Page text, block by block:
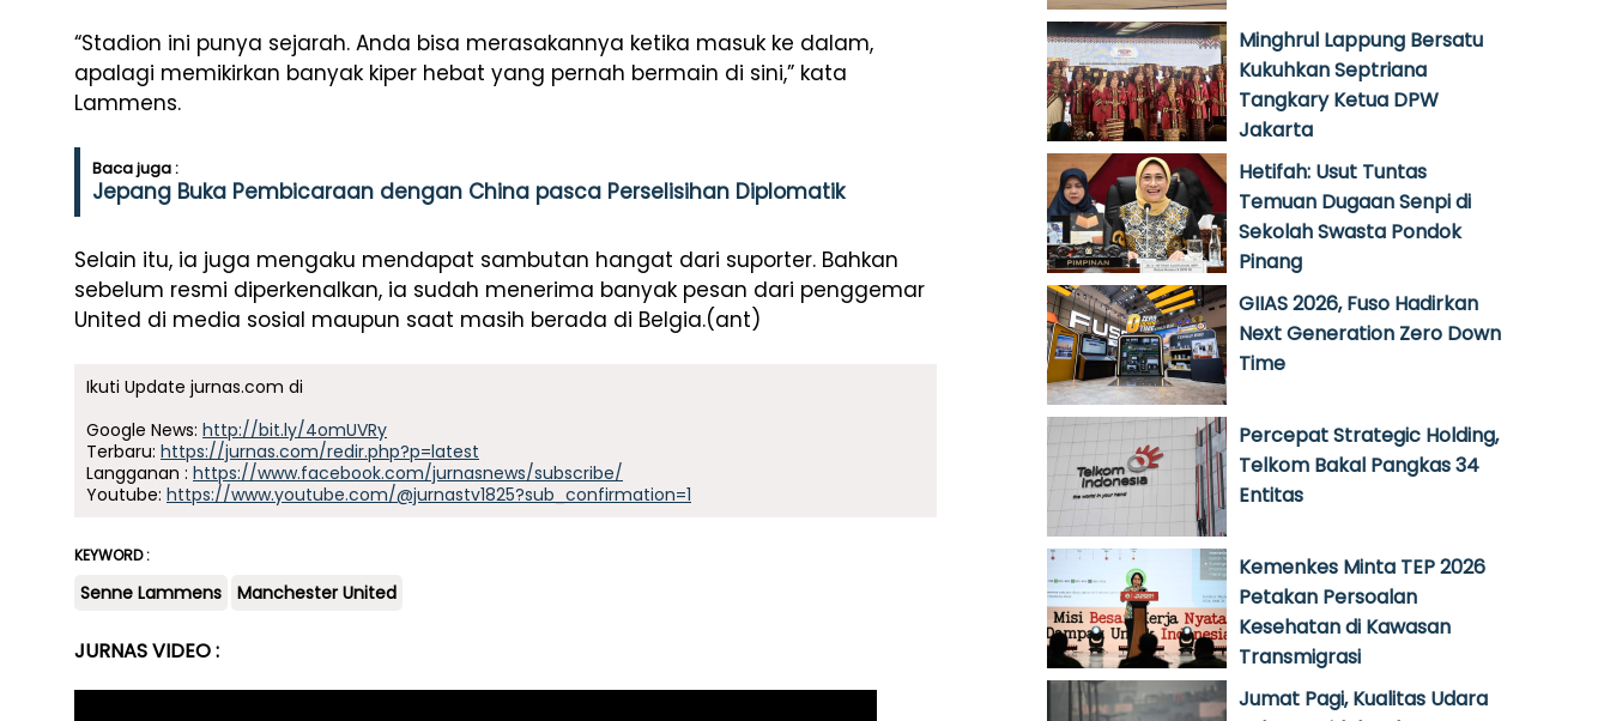
“Stadion ini punya sejarah. Anda bisa merasakannya ketika masuk ke dalam,
apalagi memikirkan banyak kiper hebat yang pernah bermain di sini,” kata
Lammens.
Baca juga :
Jepang Buka Pembicaraan dengan China pasca Perselisihan Diplomatik
Selain itu, ia juga mengaku mendapat sambutan hangat dari suporter. Bahkan
sebelum resmi diperkenalkan, ia sudah menerima banyak pesan dari penggemar
United di media sosial maupun saat masih berada di Belgia.(ant)
Ikuti Update jurnas.com di
Google News: http://bit.ly/4omUVRy
Terbaru: https://jurnas.com/redir.php?p=latest
Langganan : https://www.facebook.com/jurnasnews/subscribe/
Youtube: https://www.youtube.com/@jurnastv1825?sub_confirmation=1
KEYWORD :
Senne Lammens Manchester United
JURNAS VIDEO :
Minghrul Lappung Bersatu
Kukuhkan Septriana
Tangkary Ketua DPW
Jakarta
Hetifah: Usut Tuntas
Temuan Dugaan Senpi di
Sekolah Swasta Pondok
Pinang
GIIAS 2026, Fuso Hadirkan
Next Generation Zero Down
Time
Percepat Strategic Holding,
Telkom Bakal Pangkas 34
Entitas
Kemenkes Minta TEP 2026
Petakan Persoalan
Kesehatan di Kawasan
Transmigrasi
Jumat Pagi, Kualitas Udara